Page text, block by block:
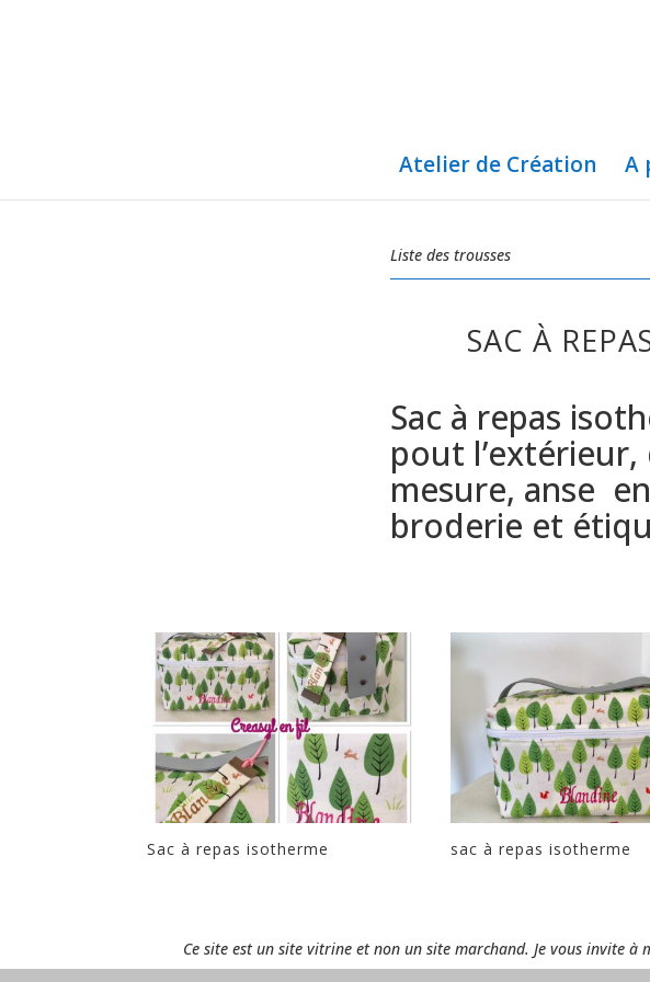
Atelier de Création A
Liste des trousses
SAC À
Sac à repas
pout
mesure, anse
broderie et
Sac à repas isotherme sac à repas isotherme
Ce site est un site vitrine et non un site marchand. Je vous invite